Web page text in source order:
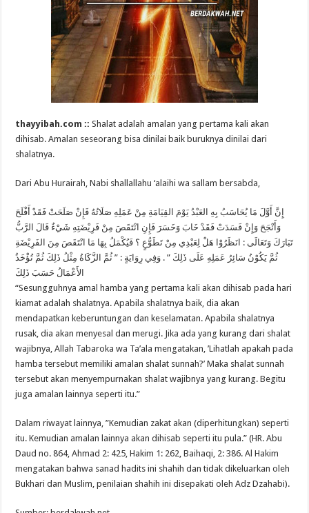
thayyibah.com ::Shalat adalah amalan yang pertama kali akan
dihisab. Amalan seseorang bisa dinilai baik buruknya dinilai dari
shalatnya.
Dari Abu Hurairah, Nabi shallallahu ‘alaihi wa sallam bersabda,
إِنَّ أَوَّلَ مَا يُحَاسَبُ بِهِ العَبْدُ يَوْمَ القِيَامَةِ مِنْ عَمَلِهِ صَلَاتُهُ فَإِنْ صَلَحَتْ فَقَدْ أَفْلَحَ
وَأَنْجَحَ وَإِنْ فَسَدَتْ فَقَدْ خَابَ وَخَسَرَ فَإِنِ انْتَقَصَ مِنْ فَرِيْضَتِهِ شَيْءٌ قَالَ الرَّبُّ
تَبَارَكَ وَتَعَالَى : انَظَرُوْا هَلْ لِعَبْدِي مِنْ تَطَوُّعٍ ؟ فَيُكْمَلُ بِهَا مَا انْتَقَصَ مِنَ الفَرِيْضَةِ
ثُمَّ يَكُوْنُ سَائِرُ عَمَلِهِ عَلَى ذَلِكَ ” . وَفِي رِوَايَةٍ : ” ثُمَّ الزَّكَاةُ مِثْلُ ذَلِكَ ثُمَّ تُؤْخَذُ
الأَعْمَالُ حَسَبَ ذَلِكَ
“Sesungguhnya amal hamba yang pertama kali akan dihisab pada hari
kiamat adalah shalatnya. Apabila shalatnya baik, dia akan
mendapatkan keberuntungan dan keselamatan. Apabila shalatnya
rusak, dia akan menyesal dan merugi. Jika ada yang kurang dari shalat
wajibnya, Allah Tabaroka wa Ta’ala mengatakan, ’Lihatlah apakah pada
hamba tersebut memiliki amalan shalat sunnah?’ Maka shalat sunnah
tersebut akan menyempurnakan shalat wajibnya yang kurang. Begitu
juga amalan lainnya seperti itu.”
Dalam riwayat lainnya, ”Kemudian zakat akan (diperhitungkan) seperti
itu. Kemudian amalan lainnya akan dihisab seperti itu pula.” (HR. Abu
Daud no. 864, Ahmad 2: 425, Hakim 1: 262, Baihaqi, 2: 386. Al Hakim
mengatakan bahwa sanad hadits ini shahih dan tidak dikeluarkan oleh
Bukhari dan Muslim, penilaian shahih ini disepakati oleh Adz Dzahabi).